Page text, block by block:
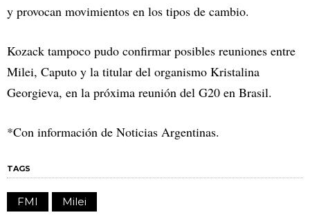
y provocan movimientos en los tipos de cambio.
Kozack tampoco pudo confirmar posibles reuniones entre
Milei, Caputo y la titular del organismo Kristalina
Georgieva, en la próxima reunión del G20 en Brasil.
*Con información de Noticias Argentinas.
TAGS
FMI Milei